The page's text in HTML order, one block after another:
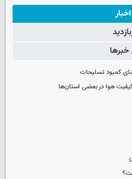
خبرها
کمبود تسلیحات
هوا در بعضی استان‌ها